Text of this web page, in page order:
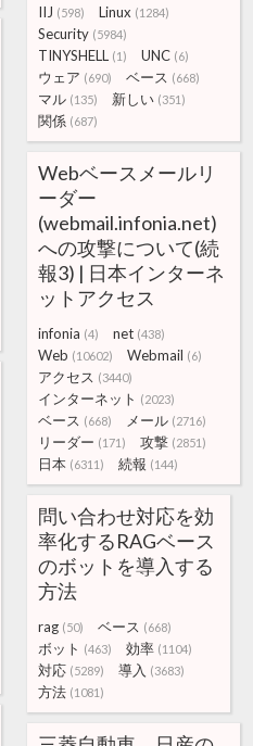
IIJ (598) Linux (1284)
Security (5984)
TINYSHELL (1) UNC (6)
ウェア (690) ベース (668)
マル (135) 新しい (351)
関係 (687)
Webベースメールリ
ーダー
(webmail.infonia.net)
への攻撃について(続
報3) | 日本インターネ
ットアクセス
infonia (4) net (438)
Web (10602) Webmail (6)
アクセス (3440)
インターネット (2023)
ベース (668) メール (2716)
リーダー (171) 攻撃 (2851)
日本 (6311) 続報 (144)
問い合わせ対応を効
率化するRAGベース
のボットを導入する
方法
rag (50) ベース (668)
ボット (463) 効率 (1104)
対応 (5289) 導入 (3683)
方法 (1081)